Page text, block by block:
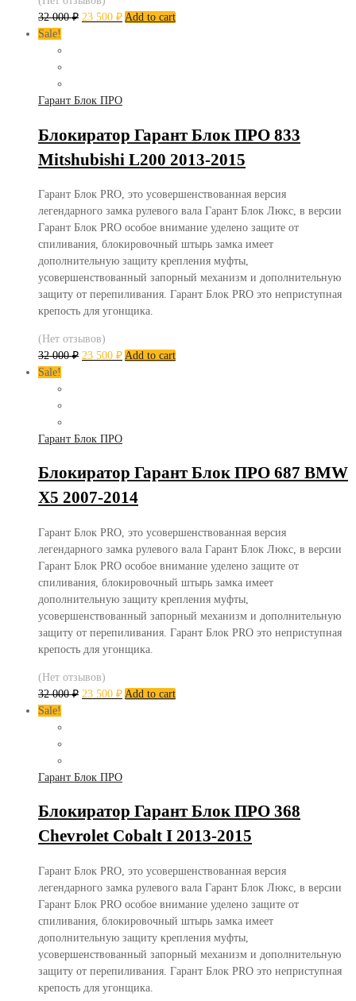
32 000₽ 23 500 ₽ Add to cart
Sale!
Гарант Блок ПРО
Блокиратор Гарант Блок ПРО 833
Mitshubishi L200 2013-2015
Гарант Блок PRO, это усовершенствованная версия
легендарного замка рулевого вала Гарант Блок Люкс, в версии
Гарант Блок PRO особое внимание уделено защите от
спиливания, блокировочный штырь замка имеет
дополнительную защиту крепления муфты,
усовершенствованный запорный механизм и дополнительную
защиту от перепиливания. Гарант Блок PRO это неприступная
крепость для угонщика.
(Нет отзывов)
32 000₽ 23 500 ₽ Add to cart
Sale!
Гарант Блок ПРО
Блокиратор Гарант Блок ПРО 687 BMW
X5 2007-2014
Гарант Блок PRO, это усовершенствованная версия
легендарного замка рулевого вала Гарант Блок Люкс, в версии
Гарант Блок PRO особое внимание уделено защите от
спиливания, блокировочный штырь замка имеет
дополнительную защиту крепления муфты,
усовершенствованный запорный механизм и дополнительную
защиту от перепиливания. Гарант Блок PRO это неприступная
крепость для угонщика.
(Нет отзывов)
32 000₽ 23 500 ₽ Add to cart
Sale!
Гарант Блок ПРО
Блокиратор Гарант Блок ПРО 368
Chevrolet Cobalt I 2013-2015
Гарант Блок PRO, это усовершенствованная версия
легендарного замка рулевого вала Гарант Блок Люкс, в версии
Гарант Блок PRO особое внимание уделено защите от
спиливания, блокировочный штырь замка имеет
дополнительную защиту крепления муфты,
усовершенствованный запорный механизм и дополнительную
защиту от перепиливания. Гарант Блок PRO это неприступная
крепость для угонщика.